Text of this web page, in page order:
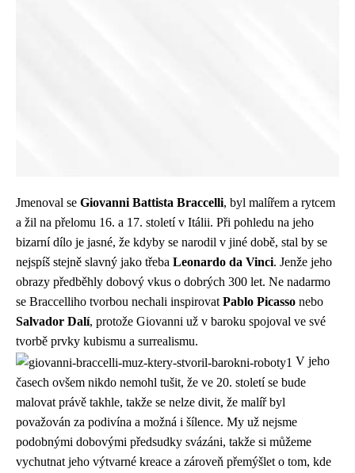
Jmenoval se Giovanni Battista Braccelli, byl malířem a rytcem
a žil na přelomu 16. a 17. století v Itálii. Při pohledu na jeho
bizarní dílo je jasné, že kdyby se narodil v jiné době, stal by se
nejspíš stejně slavný jako třeba Leonardo da Vinci. Jenže jeho
obrazy předběhly dobový vkus o dobrých 300 let. Ne nadarmo
se Braccelliho tvorbou nechali inspirovat Pablo Picasso nebo
Salvador Dalí, protože Giovanni už v baroku spojoval ve své
tvorbě prvky kubismu a surrealismu.
V jeho
časech ovšem nikdo nemohl tušit, že ve 20. století se bude
malovat právě takhle, takže se nelze divit, že malíř byl
považován za podivína a možná i šílence. My už nejsme
podobnými dobovými předsudky svázáni, takže si můžeme
vychutnat jeho výtvarné kreace a zároveň přemýšlet o tom, kde